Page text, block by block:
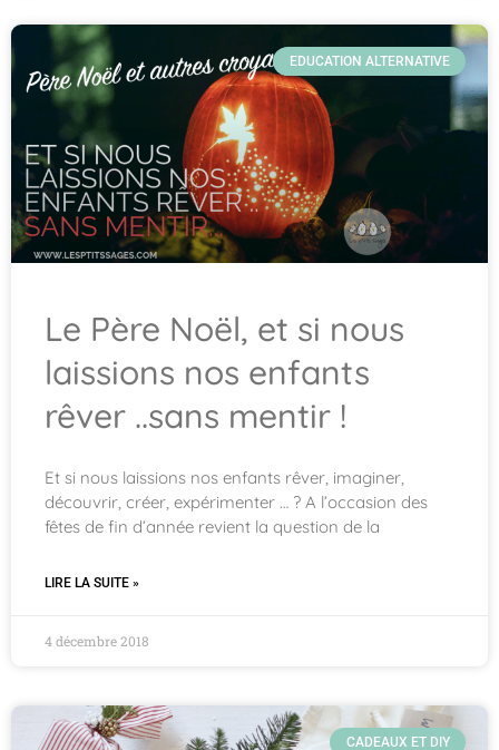
EDUCATION ALTERNATIVE
Le Père Noël, et si nous
laissions nos enfants
rêver ..sans mentir !
Et si nous laissions nos enfants rêver, imaginer,
découvrir, créer, expérimenter … ? A l’occasion des
fêtes de fin d’année revient la question de la
LIRE LA SUITE »
4 décembre 2018
CADEAUX ET DIY